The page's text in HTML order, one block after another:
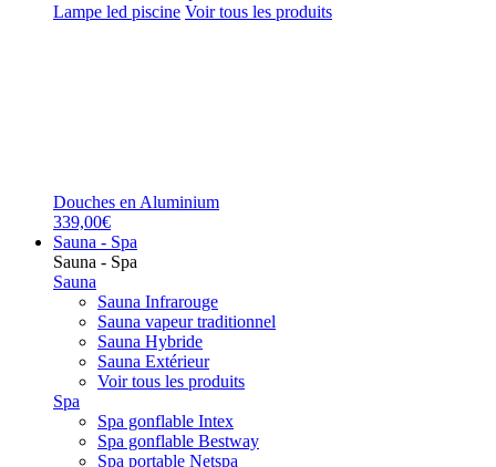
Lampe led piscine Voir tous les produits
Douches en Aluminium
339,00€
Sauna - Spa
Sauna - Spa
Sauna
Sauna Infrarouge
Sauna vapeur traditionnel
Sauna Hybride
Sauna Extérieur
Voir tous les produits
Spa
Spa gonflable Intex
Spa gonflable Bestway
Spa portable Netspa